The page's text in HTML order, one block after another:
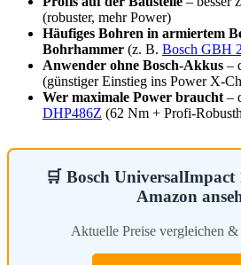
(robuster, mehr Power)
Häufiges Bohren in armiertem
Bohrhammer (z. B. Bosch GBH
Anwender ohne Bosch-Akkus –
(günstiger Einstieg ins Power X-
Wer maximale Power braucht –
DHP486Z (62 Nm + Profi-
🛒 Bosch UniversalImpact
Amazon
Aktuelle Preise vergleichen &